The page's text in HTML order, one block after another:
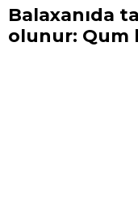
Balaxanıda
olunur: Qum